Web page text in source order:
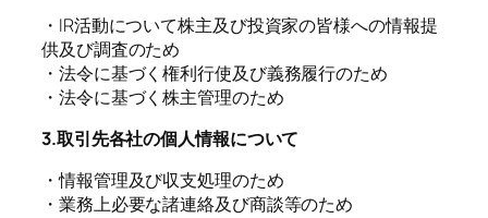
・IR活動について株主及び投資家の皆様への情報提
供及び調査のため
・法令に基づく権利行使及び義務履行のため
・法令に基づく株主管理のため
3.取引先各社の個人情報について
・情報管理及び収支処理のため
・業務上必要な諸連絡及び商談等のため